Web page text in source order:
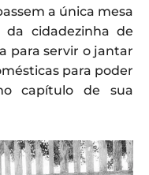
a única mesa
cidadezinha de
para servir o jantar
para poder
capítulo de sua